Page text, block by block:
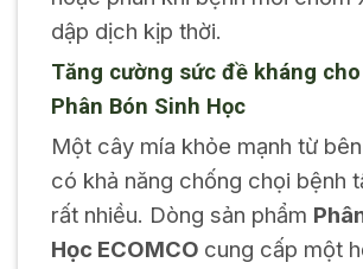
dập dịch kịp thời.
Tăng cường sức đề kháng
Phân Bón Sinh Học
Một cây mía khỏe mạnh từ
có khả năng chống chọi bệnh
rất nhiều. Dòng sản phẩm
Học ECOMCO cung cấp một